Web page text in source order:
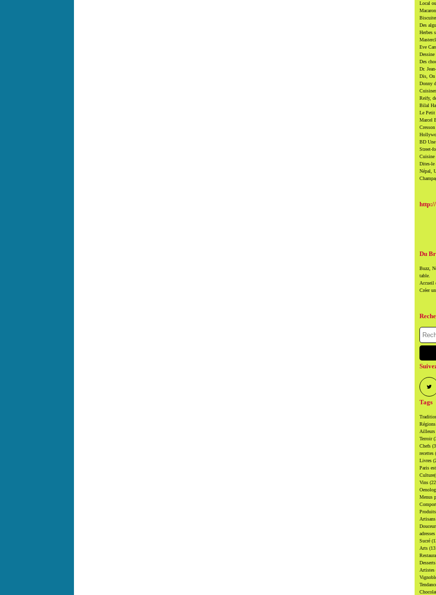
Local
Des
Herbes
Eve
Des
Dr.
Dis, On
Donny
Reify,
Bilal
Le Petit
Marcel
BD Une
Street-
Cuisine
Dites-le
Népal,
Du
Buzz,
table.
Accueil
Créer
Tags
Régions
Ailleurs
Terroir
Chefs
recettes
Livres
Paris
Vins
Menus
Produits
Artisans
adresses
Sucré
Arts
Desserts
Artistes